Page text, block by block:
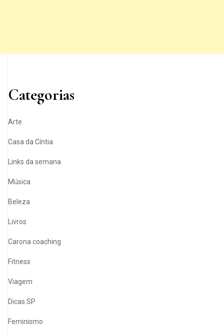
Categorias
Arte
Casa da Cíntia
Links da semana
Música
Beleza
Livros
Carona coaching
Fitness
Viagem
Dicas SP
Feminismo